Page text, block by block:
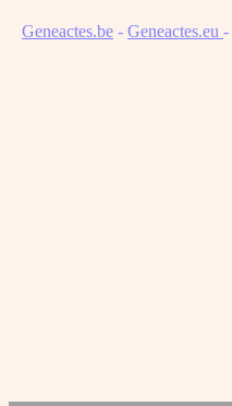
Geneactes.be - Geneactes.eu -